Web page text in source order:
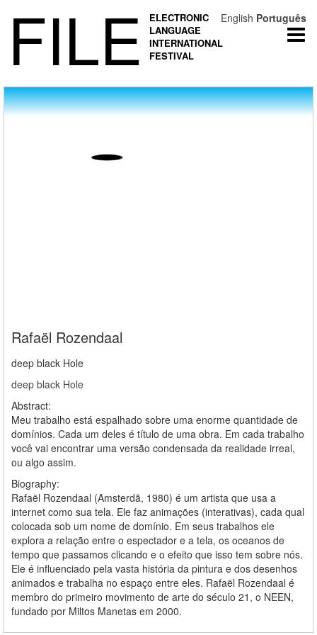
FILE
ELECTRONIC
LANGUAGE
INTERNATIONAL
FESTIVAL
Rafaël Rozendaal
deep black Hole
deep black Hole
Abstract:
Meu trabalho está espalhado sobre uma enorme quantidade de
domínios. Cada um deles é título de uma obra. Em cada trabalho
você vai encontrar uma versão condensada da realidade irreal,
ou algo assim.
Biography:
Rafaël Rozendaal (Amsterdã, 1980) é um artista que usa a
internet como sua tela. Ele faz animações (interativas), cada qual
colocada sob um nome de domínio. Em seus trabalhos ele
explora a relação entre o espectador e a tela, os oceanos de
tempo que passamos clicando e o efeito que isso tem sobre nós.
Ele é influenciado pela vasta história da pintura e dos desenhos
animados e trabalha no espaço entre eles. Rafaël Rozendaal é
membro do primeiro movimento de arte do século 21, o NEEN,
fundado por Miltos Manetas em 2000.
English Português